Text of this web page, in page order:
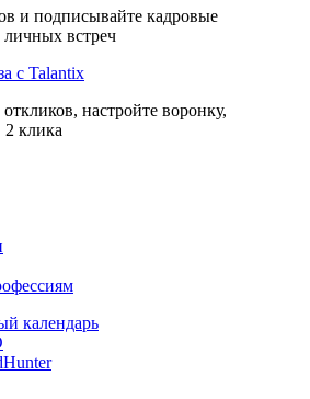
и подписывайте кадровые
личных встреч
с Talantix
настройте воронку,
2 клика
календарь